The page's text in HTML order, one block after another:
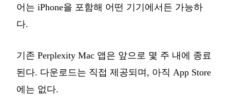
어는 iPhone을 포함해 어떤 기기에서든 가능하
다.
기존 Perplexity Mac 앱은 앞으로 몇 주 내에 종료
된다. 다운로드는 직접 제공되며, 아직 App Store
에는 없다.